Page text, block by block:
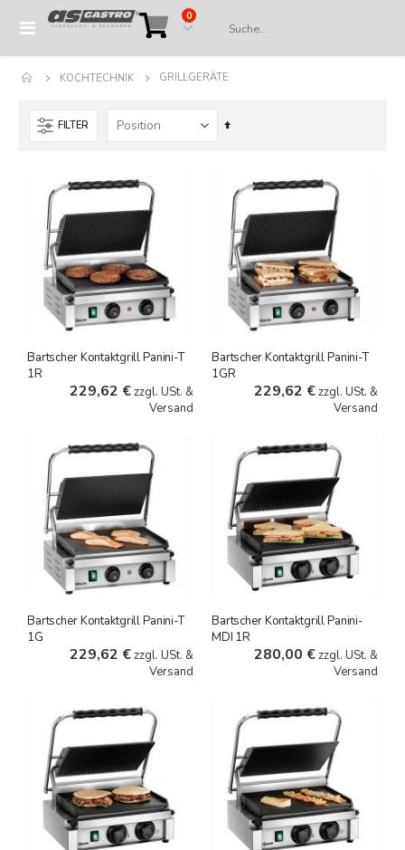
Navigation
Cart
0Artikel
KOCHTECHNIK GRILLGERÄTE
FILTER
In
Bartscher Kontaktgrill Panini-T
1R
229,62 €zzgl. USt. &
Versand
Bartscher Kontaktgrill Panini-T
1GR
229,62 €zzgl. USt. &
Versand
Bartscher Kontaktgrill Panini-T
1G
229,62 €zzgl. USt. &
Versand
Bartscher Kontaktgrill Panini-
MDI 1R
280,00 €zzgl. USt. &
Versand